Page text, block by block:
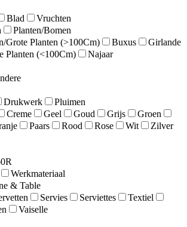
Blad
Vruchten
Planten/Bomen
Grote Planten (>100Cm) Buxus
Girlande
Planten (<100Cm)
Najaar
Drukwerk
Pluimen
Creme Geel Goud Grijs
Groen
Paars Rood Rose Wit
Zilver
Werkmateriaal
& Table
Servies Serviettes
Textiel
Vaiselle